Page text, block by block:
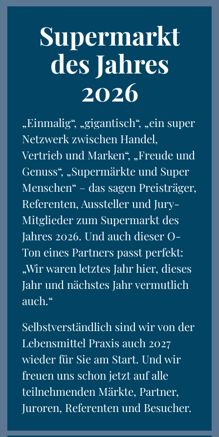
Supermarkt
des Jahres
2026
„Einmalig“, „gigantisch“, „ein super
Netzwerk zwischen Handel,
Vertrieb und Marken“, „Freude und
Genuss“, „Supermärkte und Super
Menschen“ – das sagen Preisträger,
Referenten, Aussteller und Jury-
Mitglieder zum Supermarkt des
Jahres 2026. Und auch dieser O-
Ton eines Partners passt perfekt:
„Wir waren letztes Jahr hier, dieses
Jahr und nächstes Jahr vermutlich
auch.“
Selbstverständlich sind wir von der
Lebensmittel Praxis auch 2027
wieder für Sie am Start. Und wir
freuen uns schon jetzt auf alle
teilnehmenden Märkte, Partner,
Juroren, Referenten und Besucher.